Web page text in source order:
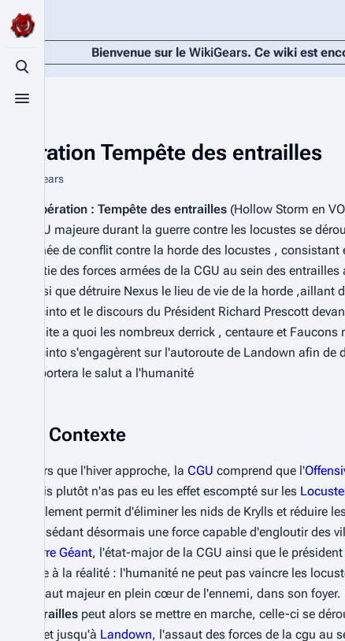
Basculer la recherche
Basculer le menu
Bienvenue sur le WikiGears. Ce wiki est
Opération Tempête des entrailles
De WikiGears
opération : Tempête des entrailles (Hollow Storm en
CGU majeure durant la guerre contre les locustes se
année de conflit contre la horde des locustes ,
partie des forces armées de la CGU au sein des
ainsi que détruire Nexus le lieu de vie de la horde ,aillant
Jacinto et le discours du Président Richard Prescott
, suite a quoi les nombreux derrick , centaure et
Jacinto s'engagèrent sur l'autoroute de Landown afin de
apportera le salut a l'humanité
Contexte
Alors que l'hiver approche, la CGU comprend que l'
mois plutôt n'as pas eu les effet escompté sur les
seulement permit d'éliminer les nids de Krylls et réduire
possédant désormais une force capable d'engloutir des
Pierre Géant, l'état-major de la CGU ainsi que le président
face à la réalité : l'humanité ne peut pas vaincre les
assaut majeur en plein cœur de l'ennemi, dans son foyer.
Entrailles peut alors se mettre en marche, celle-ci se
trajet jusqu'à Landown, l'assaut des forces de la cgu au